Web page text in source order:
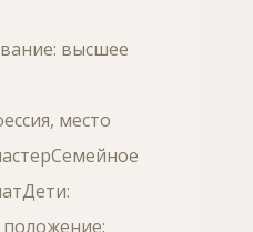
высшее
место